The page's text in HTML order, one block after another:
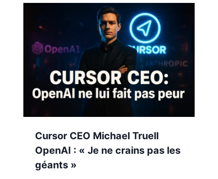
Cursor CEO Michael Truell
OpenAI : « Je ne crains pas les
géants »